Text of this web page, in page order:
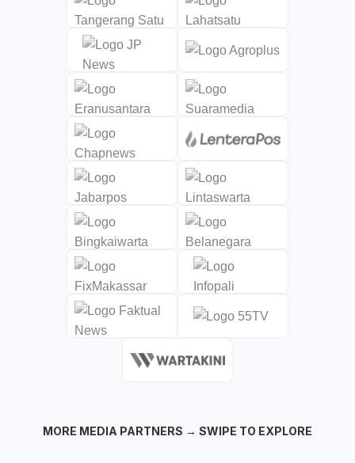
MORE MEDIA PARTNERS → SWIPE TO EXPLORE